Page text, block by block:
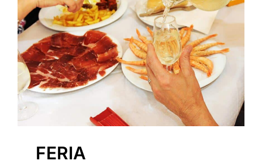
FERIA